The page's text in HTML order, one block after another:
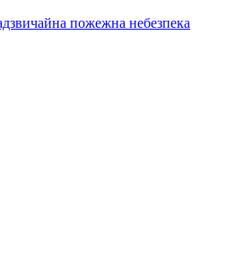
пожежна небезпека